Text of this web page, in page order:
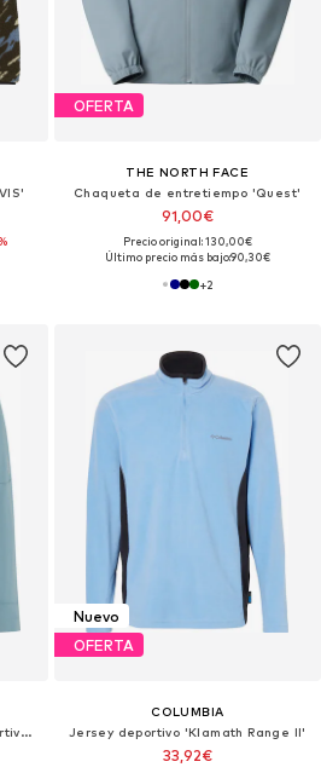
OFERTA
THE NORTH FACE
Chaqueta de entretiempo 'Quest'
91,00€
Precio original: 130,00€
Último precio más bajo:90,30€
+2
Sudadera con cremallera deportiva 'Quantum IV'
Nuevo
OFERTA
COLUMBIA
Jersey deportivo 'Klamath Range II'
33,92€